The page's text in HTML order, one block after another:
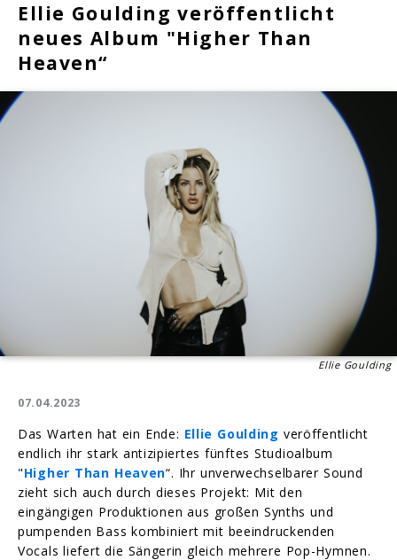
Ellie Goulding veröffentlicht
neues Album "Higher Than
Heaven“
Ellie Goulding
07.04.2023
Das Warten hat ein Ende: Ellie Goulding veröffentlicht
endlich ihr stark antizipiertes fünftes Studioalbum
"Higher Than Heaven“. Ihr unverwechselbarer Sound
zieht sich auch durch dieses Projekt: Mit den
eingängigen Produktionen aus großen Synths und
pumpenden Bass kombiniert mit beeindruckenden
Vocals liefert die Sängerin gleich mehrere Pop-Hymnen.